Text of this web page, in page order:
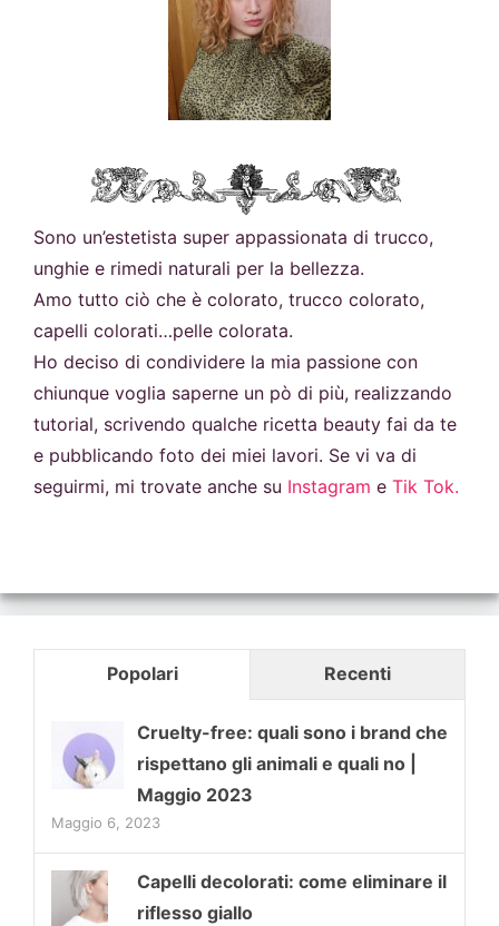
Sono un’estetista super appassionata di trucco,
unghie e rimedi naturali per la bellezza.
Amo tutto ciò che è colorato, trucco colorato,
capelli colorati…pelle colorata.
Ho deciso di condividere la mia passione con
chiunque voglia saperne un pò di più, realizzando
tutorial, scrivendo qualche ricetta beauty fai da te
e pubblicando foto dei miei lavori. Se vi va di
seguirmi, mi trovate anche su Instagram e Tik Tok.
Popolari Recenti
Cruelty-free: quali sono i brand che
rispettano gli animali e quali no |
Maggio 2023
Maggio 6, 2023
Capelli decolorati: come eliminare il
riflesso giallo